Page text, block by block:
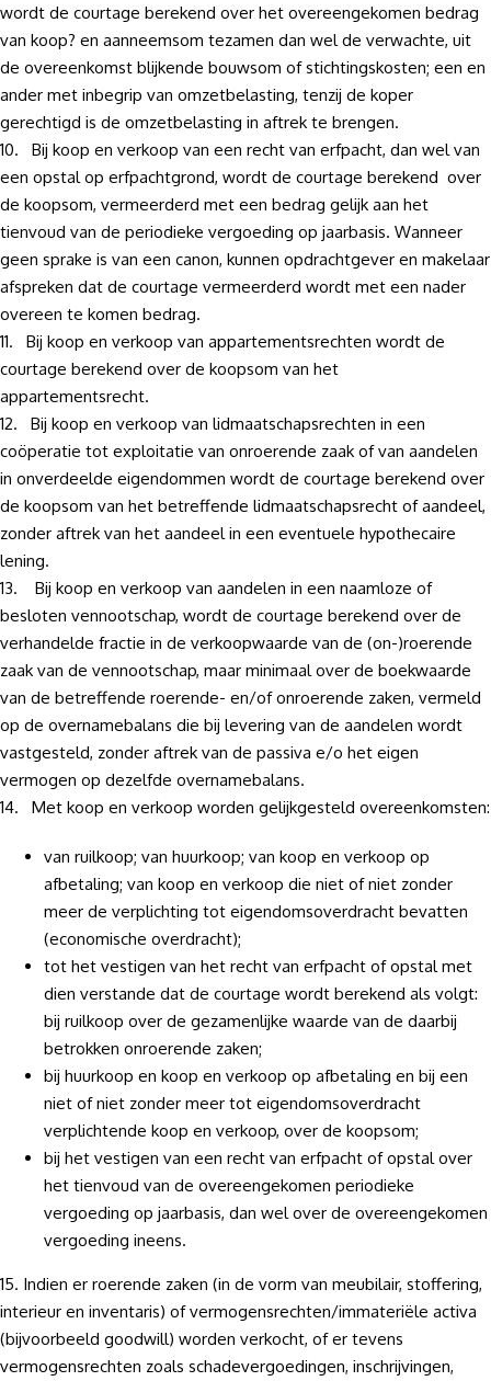
wordt de courtage berekend over het overeengekomen bedrag
van koop? en aanneemsom tezamen dan wel de verwachte, uit
de overeenkomst blijkende bouwsom of stichtingskosten; een en
ander met inbegrip van omzetbelasting, tenzij de koper
gerechtigd is de omzetbelasting in aftrek te brengen.
10. Bij koop en verkoop van een recht van erfpacht, dan wel van
een opstal op erfpachtgrond, wordt de courtage berekend over
de koopsom, vermeerderd met een bedrag gelijk aan het
tienvoud van de periodieke vergoeding op jaarbasis. Wanneer
geen sprake is van een canon, kunnen opdrachtgever en makelaar
afspreken dat de courtage vermeerderd wordt met een nader
overeen te komen bedrag.
11. Bij koop en verkoop van appartementsrechten wordt de
courtage berekend over de koopsom van het
appartementsrecht.
12. Bij koop en verkoop van lidmaatschapsrechten in een
coöperatie tot exploitatie van onroerende zaak of van aandelen
in onverdeelde eigendommen wordt de courtage berekend over
de koopsom van het betreffende lidmaatschapsrecht of aandeel,
zonder aftrek van het aandeel in een eventuele hypothecaire
lening.
13. Bij koop en verkoop van aandelen in een naamloze of
besloten vennootschap, wordt de courtage berekend over de
verhandelde fractie in de verkoopwaarde van de (on-)roerende
zaak van de vennootschap, maar minimaal over de boekwaarde
van de betreffende roerende- en/of onroerende zaken, vermeld
op de overnamebalans die bij levering van de aandelen wordt
vastgesteld, zonder aftrek van de passiva e/o het eigen
vermogen op dezelfde overnamebalans.
14. Met koop en verkoop worden gelijkgesteld overeenkomsten:
van ruilkoop; van huurkoop; van koop en verkoop op
afbetaling; van koop en verkoop die niet of niet zonder
meer de verplichting tot eigendomsoverdracht bevatten
(economische overdracht);
tot het vestigen van het recht van erfpacht of opstal met
dien verstande dat de courtage wordt berekend als volgt:
bij ruilkoop over de gezamenlijke waarde van de daarbij
betrokken onroerende zaken;
bij huurkoop en koop en verkoop op afbetaling en bij een
niet of niet zonder meer tot eigendomsoverdracht
verplichtende koop en verkoop, over de koopsom;
bij het vestigen van een recht van erfpacht of opstal over
het tienvoud van de overeengekomen periodieke
vergoeding op jaarbasis, dan wel over de overeengekomen
vergoeding ineens.
15. Indien er roerende zaken (in de vorm van meubilair, stoffering,
interieur en inventaris) of vermogensrechten/immateriële activa
(bijvoorbeeld goodwill) worden verkocht, of er tevens
vermogensrechten zoals schadevergoedingen, inschrijvingen,